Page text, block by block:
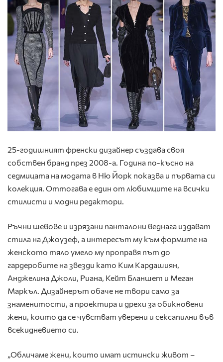
25-годишният френски дизайнер създава своя
собствен бранд през 2008-а. Година по-късно на
седмицата на модата в Ню Йорк показва и първата си
колекция. Оттогава е един от любимците на всички
стилисти и модни редактори.
Ръчни шевове и изрязани панталони веднага издават
стила на Джоузеф, а интересът му към формите на
женското тяло умело му проправя път до
гардеробите на звезди като Ким Кардашиян,
Анджелина Джоли, Риана, Кейт Бланшет и Меган
Маркъл. Дизайнерът обаче не твори само за
знаменитости, а проектира и дрехи за обикновени
жени, които да се чувстват уверени и сексапилни във
всекидневието си.
„Обличаме жени, които имат истински живот –